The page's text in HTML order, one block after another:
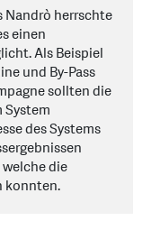
Nandrò herrschte
einen
Als Beispiel
und By-Pass
sollten die
System
des Systems
die
konnten.